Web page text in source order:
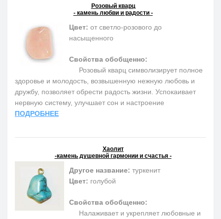
Розовый кварц
- камень любви и радости -
Цвет: от светло-розового до
насыщенного
Свойства обобщенно:
Розовый кварц символизирует полное
здоровье и молодость, возвышенную нежную любовь и
дружбу, позволяет обрести радость жизни. Успокаивает
нервную систему, улучшает сон и настроение
ПОДРОБНЕЕ
Хаолит
-камень душевной гармонии и счастья -
Другое название: туркенит
Цвет: голубой
Свойства обобщенно:
Налаживает и укрепляет любовные и